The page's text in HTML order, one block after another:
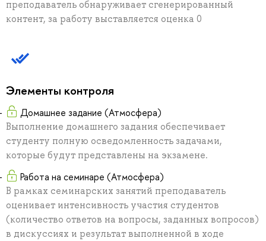
преподаватель обнаруживает сгенерированный
контент, за работу выставляется оценка 0
Элементы контроля
Домашнее задание (Атмосфера)
Выполнение домашнего задания обеспечивает
студенту полную осведомленность задачами,
которые будут представлены на экзамене.
Работа на семинаре (Атмосфера)
В рамках семинарских занятий преподаватель
оценивает интенсивность участия студентов
(количество ответов на вопросы, заданных вопросов)
в дискуссиях и результат выполненной в ходе